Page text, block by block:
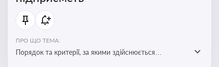
ПРО ЩО ТЕМА:
Порядок та критерії, за якими здійснюється